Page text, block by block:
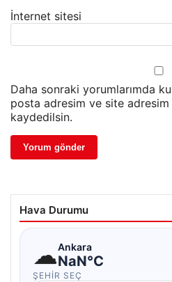
İnternet sitesi
Daha sonraki yorumlarımda
posta adresim ve site adresim
kaydedilsin.
Hava Durumu
☁Ankara
NaN°C
ŞEHIR SEÇ